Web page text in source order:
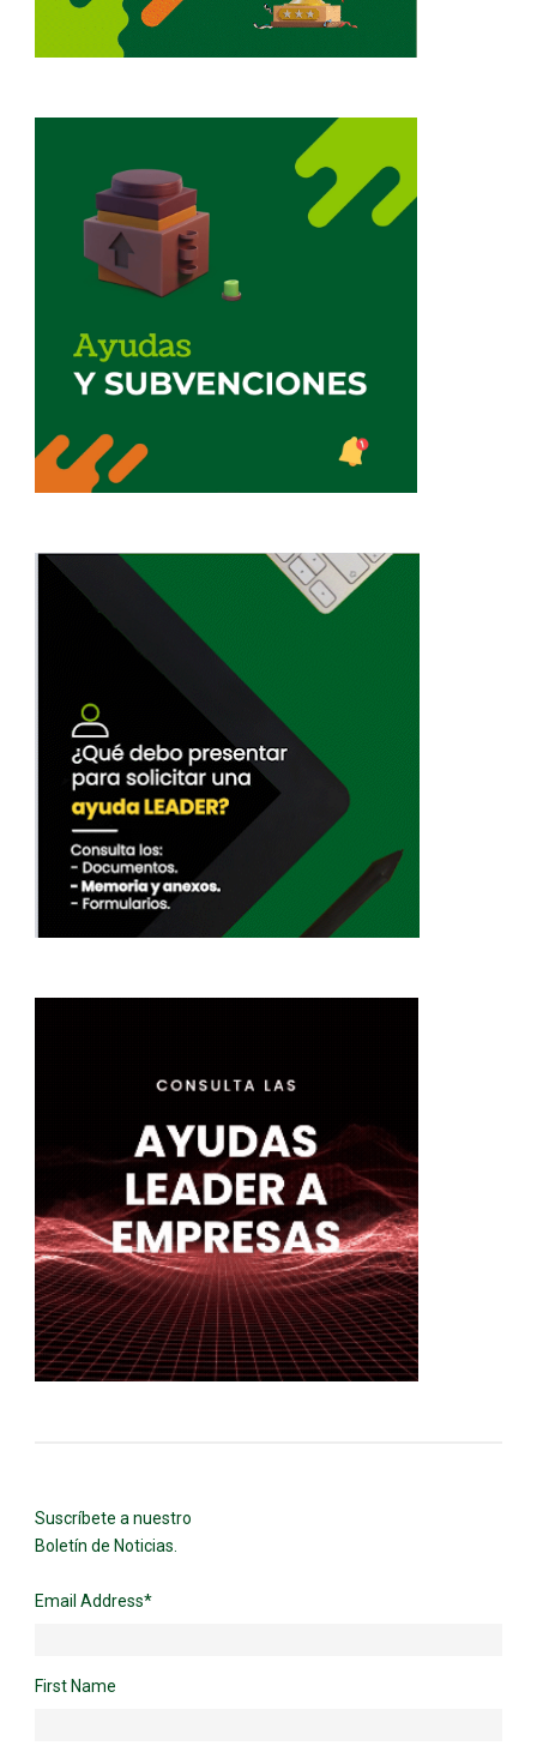
Suscríbete a nuestro
Boletín de Noticias.
Email Address*
First Name